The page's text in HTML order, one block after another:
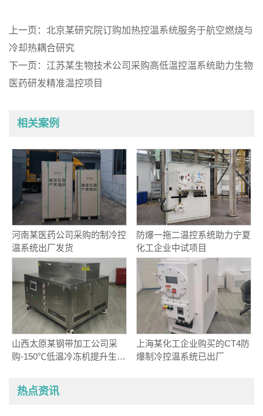
上一页： 北京某研究院订购加热控温系统服务于航空燃烧与
冷却热耦合研究
下一页： 江苏某生物技术公司采购高低温控温系统助力生物
医药研发精准温控项目
相关案例
河南某医药公司采购的制冷控
温系统出厂发货
防爆一拖二温控系统助力宁夏
化工企业中试项目
山西太原某钢带加工公司采
购-150℃低温冷冻机提升生产
上海某化工企业购买的CT4防
爆制冷控温系统已出厂
热点资讯